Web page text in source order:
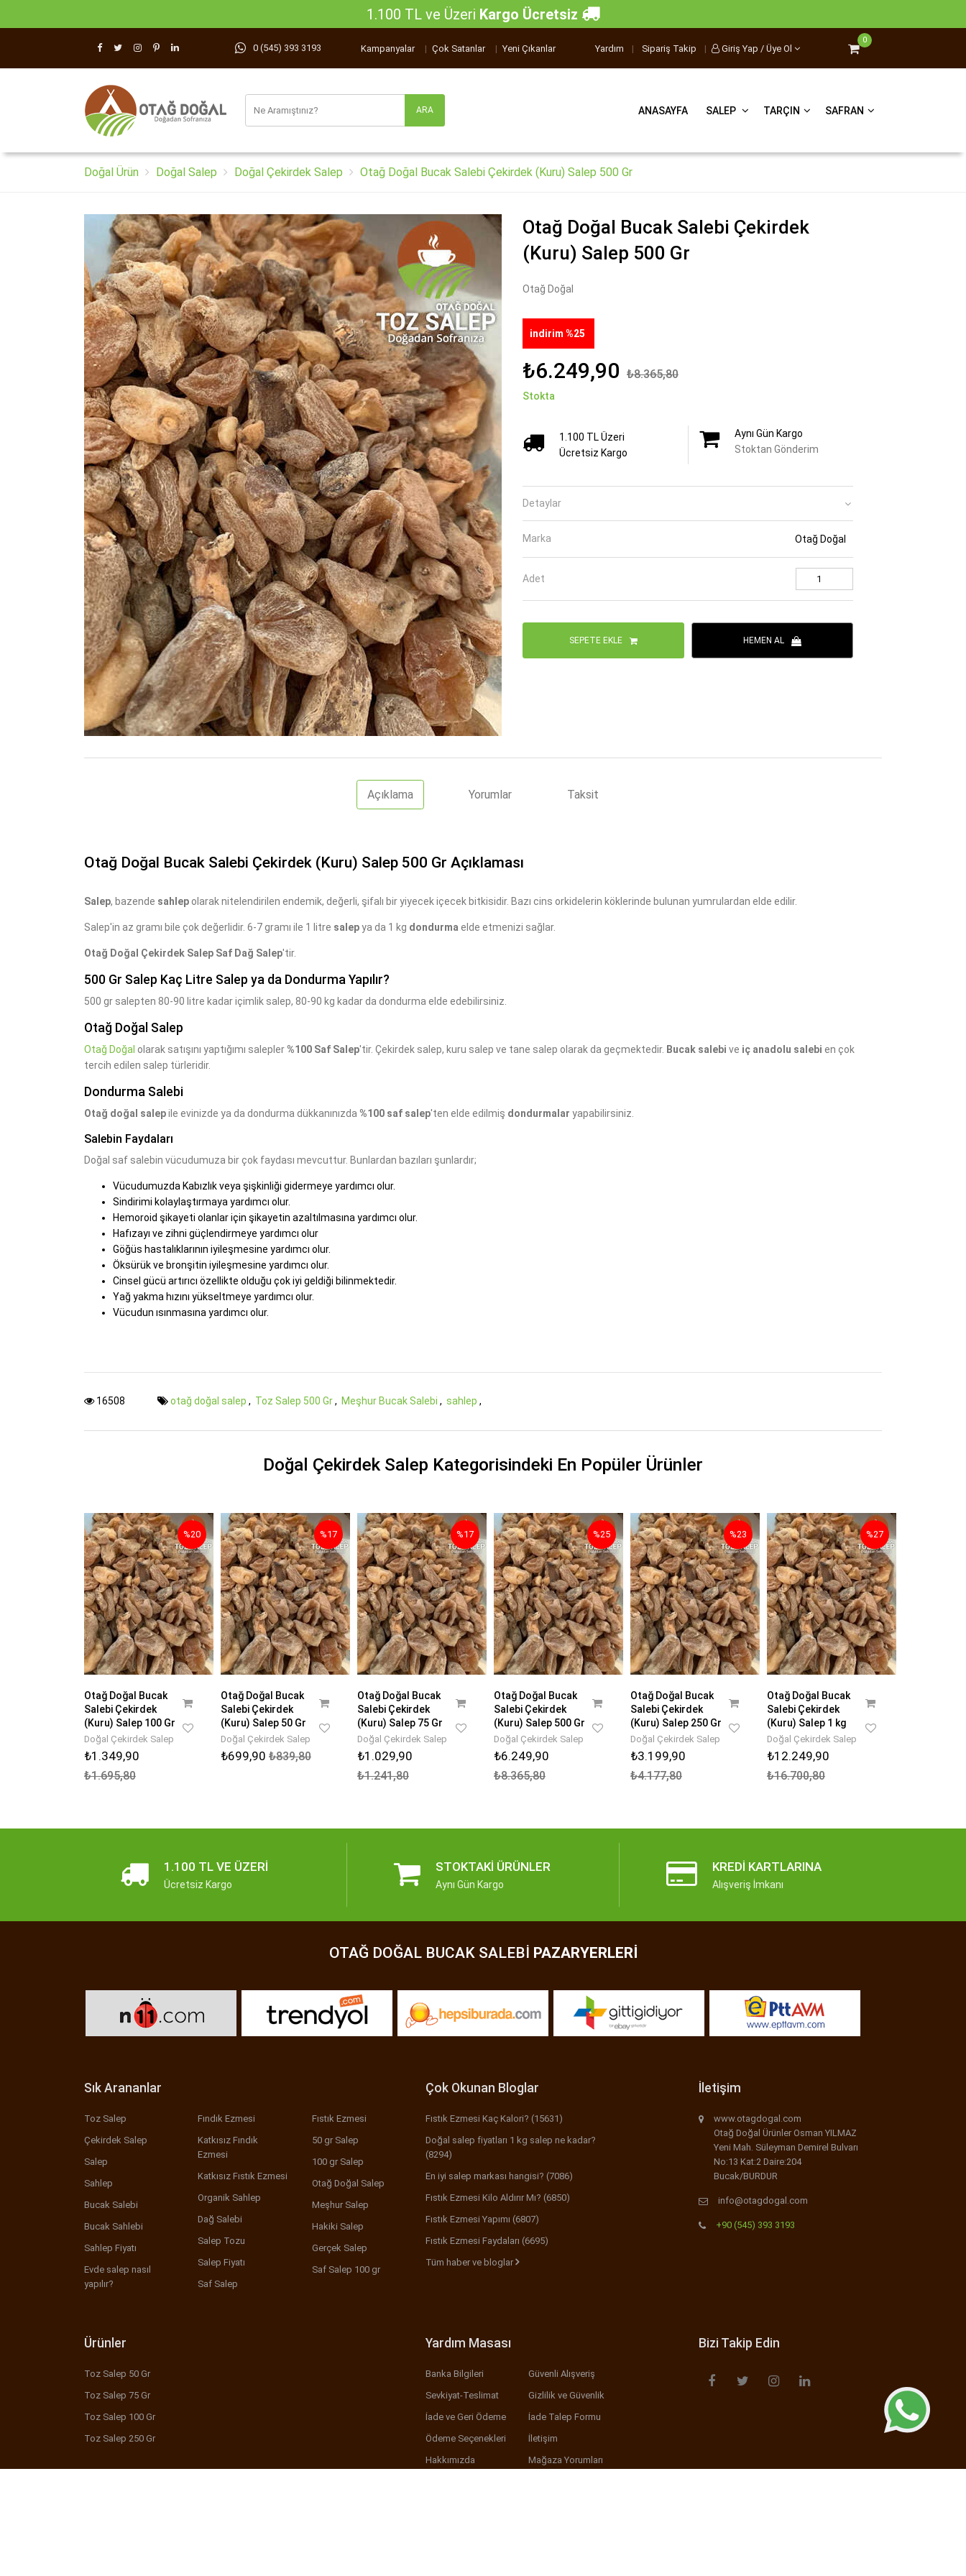
1.100 TL ve Üzeri Kargo Ücretsiz
0 (545) 393 3193 Kampanyalar | Çok Satanlar | Yeni Çıkanlar Yardım | Sipariş Takip | Giriş Yap / Üye Ol
0
ANASAYFA SALEP TARÇIN SAFRAN
Doğal Ürün Doğal Salep Doğal Çekirdek Salep Otağ Doğal Bucak Salebi Çekirdek (Kuru) Salep 500 Gr
Otağ Doğal Bucak Salebi Çekirdek
(Kuru) Salep 500 Gr
Otağ Doğal
indirim %25
₺6.249,90 ₺8.365,80
Stokta
1.100 TL Üzeri
Ücretsiz Kargo
Aynı Gün Kargo
Stoktan Gönderim
Detaylar
Marka Otağ Doğal
Adet
SEPETE EKLE HEMEN AL
Açıklama Yorumlar Taksit
Otağ Doğal Bucak Salebi Çekirdek (Kuru) Salep 500 Gr Açıklaması
Salep, bazende sahlep olarak nitelendirilen endemik, değerli, şifalı bir yiyecek içecek bitkisidir. Bazı cins orkidelerin köklerinde bulunan yumrulardan elde edilir.
Salep'in az gramı bile çok değerlidir. 6-7 gramı ile 1 litre salepya da 1 kg dondurma elde etmenizi sağlar.
Otağ Doğal Çekirdek Salep Saf Dağ Salep'tir.
500 Gr Salep Kaç Litre Salep ya da Dondurma Yapılır?
500 gr salepten 80-90 litre kadar içimlik salep, 80-90 kg kadar da dondurma elde edebilirsiniz.
Otağ Doğal Salep
Otağ Doğal olarak satışını yaptığımı salepler %100 Saf Salep'tir. Çekirdek salep, kuru salep ve tane salep olarak da geçmektedir. Bucak salebi ve iç anadolu salebi en çok
tercih edilen salep türleridir.
Dondurma Salebi
Otağ doğal salepile evinizde ya da dondurma dükkanınızda %100 saf salep'ten elde edilmiş dondurmalar yapabilirsiniz.
Salebin Faydaları
Doğal saf salebin vücudumuza bir çok faydası mevcuttur. Bunlardan bazıları şunlardır;
Vücudumuzda Kabızlık veya şişkinliği gidermeye yardımcı olur.
Sindirimi kolaylaştırmaya yardımcı olur.
Hemoroid şikayeti olanlar için şikayetin azaltılmasına yardımcı olur.
Hafızayı ve zihni güçlendirmeye yardımcı olur
Göğüs hastalıklarının iyileşmesine yardımcı olur.
Öksürük ve bronşitin iyileşmesine yardımcı olur.
Cinsel gücü artırıcı özellikte olduğu çok iyi geldiği bilinmektedir.
Yağ yakma hızını yükseltmeye yardımcı olur.
Vücudun ısınmasına yardımcı olur.
16508 otağ doğal salep , Toz Salep 500 Gr, Meşhur Bucak Salebi , sahlep ,
Doğal Çekirdek Salep Kategorisindeki En Popüler Ürünler
%20
Otağ Doğal Bucak
Salebi Çekirdek
(Kuru) Salep 100 Gr
Doğal Çekirdek Salep
₺1.349,90
₺1.695,80
%17
Otağ Doğal Bucak
Salebi Çekirdek
(Kuru) Salep 50 Gr
Doğal Çekirdek Salep
₺699,90 ₺839,80
%17
Otağ Doğal Bucak
Salebi Çekirdek
(Kuru) Salep 75 Gr
Doğal Çekirdek Salep
₺1.029,90
₺1.241,80
%25
Otağ Doğal Bucak
Salebi Çekirdek
(Kuru) Salep 500 Gr
Doğal Çekirdek Salep
₺6.249,90
₺8.365,80
%23
Otağ Doğal Bucak
Salebi Çekirdek
(Kuru) Salep 250 Gr
Doğal Çekirdek Salep
₺3.199,90
₺4.177,80
%27
Otağ Doğal Bucak
Salebi Çekirdek
(Kuru) Salep 1 kg
Doğal Çekirdek Salep
₺12.249,90
₺16.700,80
1.100 TL VE ÜZERI
Ücretsiz Kargo
STOKTAKI ÜRÜNLER
Aynı Gün Kargo
KREDI KARTLARINA
Alışveriş İmkanı
OTAĞ DOĞAL BUCAK SALEBI PAZARYERLERI
Sık Arananlar
Toz Salep
Çekirdek Salep
Salep
Sahlep
Bucak Salebi
Bucak Sahlebi
Sahlep Fiyatı
Evde salep nasıl
yapılır?
Fındık Ezmesi
Katkısız Fındık
Ezmesi
Katkısız Fıstık Ezmesi
Organik Sahlep
Dağ Salebi
Salep Tozu
Salep Fiyatı
Saf Salep
Fıstık Ezmesi
50 gr Salep
100 gr Salep
Otağ Doğal Salep
Meşhur Salep
Hakiki Salep
Gerçek Salep
Saf Salep 100 gr
Çok Okunan Bloglar
Fıstık Ezmesi Kaç Kalori? (15631)
Doğal salep fiyatları 1 kg salep ne kadar?
(8294)
En iyi salep markası hangisi? (7086)
Fıstık Ezmesi Kilo Aldırır Mı? (6850)
Fıstık Ezmesi Yapımı (6807)
Fıstık Ezmesi Faydaları (6695)
Tüm haber ve bloglar
İletişim
www.otagdogal.com
Otağ Doğal Ürünler Osman YILMAZ
Yeni Mah. Süleyman Demirel Bulvarı
No:13 Kat:2 Daire:204
Bucak/BURDUR
info@otagdogal.com
+90 (545) 393 3193
Ürünler
Toz Salep 50 Gr
Toz Salep 75 Gr
Toz Salep 100 Gr
Toz Salep 250 Gr
Yardım Masası
Banka Bilgileri
Sevkiyat-Teslimat
İade ve Geri Ödeme
Ödeme Seçenekleri
Hakkımızda
Güvenli Alışveriş
Gizlilik ve Güvenlik
İade Talep Formu
İletişim
Mağaza Yorumları
Bizi Takip Edin